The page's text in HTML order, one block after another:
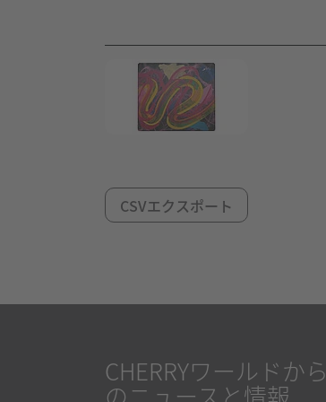
CSVエクスポート
CHERRYワールドから
のニュースと情報